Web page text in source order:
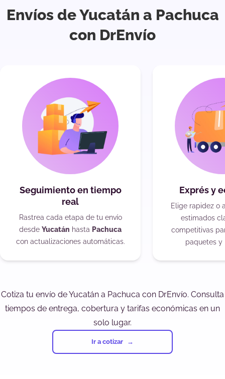
Envíos de Yucatán a Pachuca
con DrEnvío
Seguimiento en tiempo
real
Rastrea cada etapa de tu envío
desde Yucatán hasta Pachuca
con actualizaciones automáticas.
Exprés y
Elige rapidez o
estimados
competitivas
paquetes y
Cotiza tu envío de Yucatán a Pachuca con DrEnvío. Consulta
tiempos de entrega, cobertura y tarifas económicas en un
solo lugar.
Ir a cotizar